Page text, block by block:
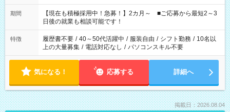
い」 「余裕を持って夕飯の準備がしたい」 「できれば残業はし
たくない」 など、ご希望を教えてくださいね。 ※Wワーク希望
の方へ 今ご覧のお仕事で希望する勤務時間と、もう1つのお仕事
の勤務時間。 合計で週40時間を超える場合は応募できません。
期間
【現在も積極採用中！急募！】2カ月～ ■ご応募から最短2～3
日後の就業も相談可能です！
特徴 履歴書不要 / 40～50代活躍中 / 服装自由 / シフト勤務 / 10名以
上の大量募集 / 電話対応なし / パソコンスキル不要
気になる！ 応募する 詳細へ
掲載日：2026.08.04